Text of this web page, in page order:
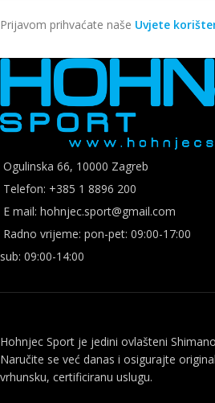
Prijavom prihvaćate naše Uvjete
Ogulinska 66, 10000 Zagreb
Telefon: +385 1 8896 200
E mail: hohnjec.sport@gmail.com
Radno vrijeme: pon-pet: 09:00-17:00
sub: 09:00-14:00
Hohnjec Sport je jedini ovlašteni
Naručite se već danas i osigurajte
vrhunsku, certificiranu uslugu.